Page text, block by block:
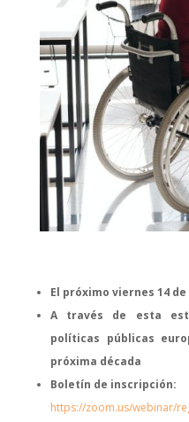
El próximo viernes 14 de
A través de esta
políticas públicas
próxima década
Boletín de inscripción:
https://zoom.us/webinar/